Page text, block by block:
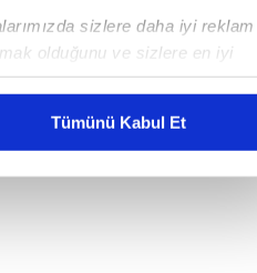
sizlere daha iyi reklam
olduğunu ve sizlere en iyi
maliyetlerimizi karşılamak
çerezler kullanılmaktadır. Bu
hizmetlerinin sunulması
ve sizlere yönelik
Tümünü Kabul Et